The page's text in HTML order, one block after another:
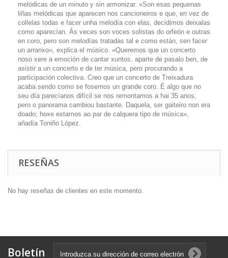
melódicas de un minuto y sin armonizar. «Son esas pequenas
liñas melódicas que aparecen nos cancioneiros e que, en vez de
collelas todas e facer unha melodía con elas, decidimos deixalas
como aparecían. Ás veces son voces solistas do orfeón e outras
en coro, pero son melodías tratadas tal e como están, sen facer
un arranxo», explica el músico. «Queremos que un concerto
noso xere a emoción de cantar xuntos, aparte de pasalo ben, de
asistir a un concerto e de ter música, pero procurando a
participación colectiva. Creo que un concerto de Treixadura
acaba sendo como se fosemos un grande coro. É algo que no
seu día parecíanos difícil se nos remontamos a hai 35 anos,
pero o panorama cambiou bastante. Daquela, ser gaiteiro non era
doado; hoxe estamos ao par de calquera tipo de música»,
añadía Toniño López.
RESEÑAS
No hay reseñas de clientes en este momento.
Boletín